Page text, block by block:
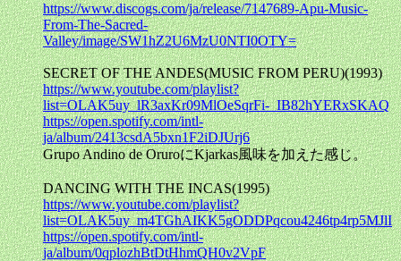
https://www.discogs.com/ja/release/7147689-Apu-Music-
From-The-Sacred-
Valley/image/SW1hZ2U6MzU0NTI0OTY=
SECRET OF THE ANDES(MUSIC FROM PERU)(1993)
https://www.youtube.com/playlist?
list=OLAK5uy_lR3axKr09MlOeSqrFi-_IB82hYERxSKAQ
https://open.spotify.com/intl-
ja/album/2413csdA5bxn1F2iDJUrj6
Grupo Andino de OruroにKjarkas風味を加えた感じ。
DANCING WITH THE INCAS(1995)
https://www.youtube.com/playlist?
list=OLAK5uy_m4TGhAIKK5gODDPqcou4246tp4rp5MJlI
https://open.spotify.com/intl-
ja/album/0qplozhBtDtHhmQH0v2VpF